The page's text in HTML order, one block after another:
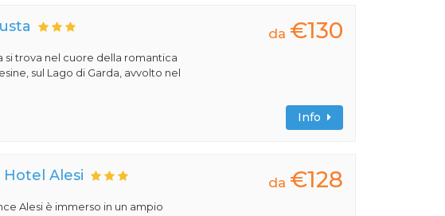
si trova nel cuore della romantica
sul Lago di Garda, avvolto nel
da €130
Info
Hotel Alesi
Alesi è immerso in un ampio
da €128